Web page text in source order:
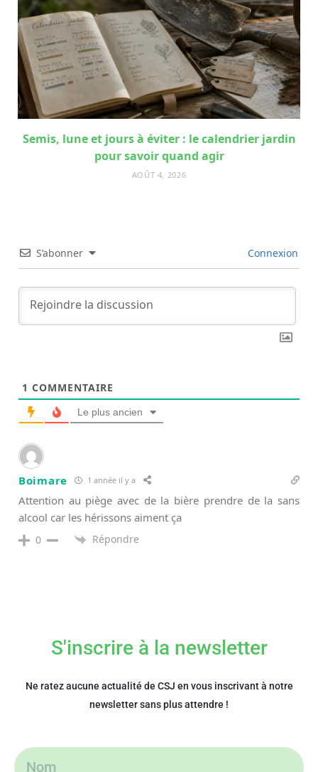
Semis, lune et jours à éviter : le calendrier jardin
pour savoir quand agir
AOÛT 4, 2026
S’abonner Connexion
1 COMMENTAIRE
Le plus ancien
Boimare 1 année il y a
Attention au piège avec de la bière prendre de la sans
alcool car les hérissons aiment ça
0 Répondre
S'inscrire à la newsletter
Ne ratez aucune actualité de CSJ en vous inscrivant à notre
newsletter sans plus attendre !